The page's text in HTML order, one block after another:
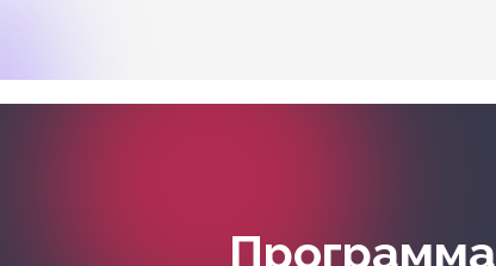
Программа